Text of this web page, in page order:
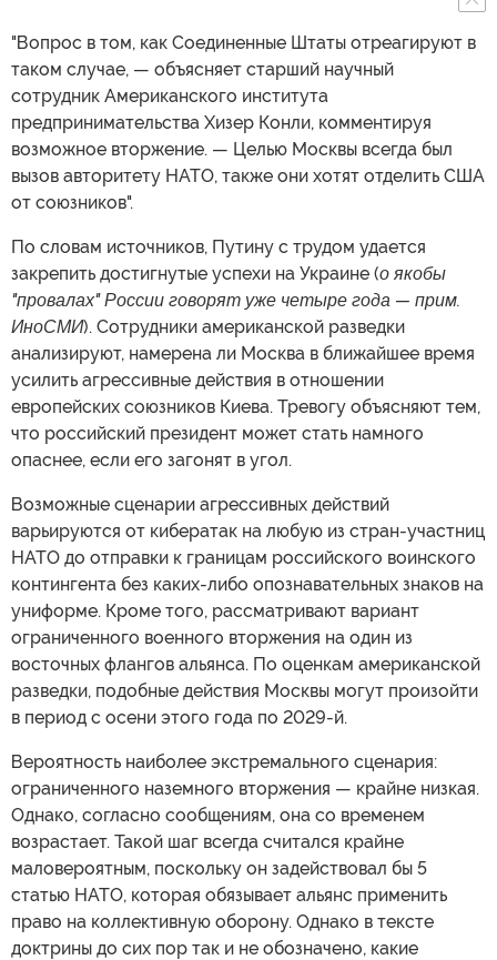
"Вопрос в том, как Соединенные Штаты отреагируют в
таком случае, — объясняет старший научный
сотрудник Американского института
предпринимательства Хизер Конли, комментируя
возможное вторжение. — Целью Москвы всегда был
вызов авторитету НАТО, также они хотят отделить США
от союзников".
По словам источников, Путину с трудом удается
закрепить достигнутые успехи на Украине (о якобы
"провалах" России говорят уже четыре года — прим.
ИноСМИ). Сотрудники американской разведки
анализируют, намерена ли Москва в ближайшее время
усилить агрессивные действия в отношении
европейских союзников Киева. Тревогу объясняют тем,
что российский президент может стать намного
опаснее, если его загонят в угол.
Возможные сценарии агрессивных действий
варьируются от кибератак на любую из стран-участниц
НАТО до отправки к границам российского воинского
контингента без каких-либо опознавательных знаков на
униформе. Кроме того, рассматривают вариант
ограниченного военного вторжения на один из
восточных флангов альянса. По оценкам американской
разведки, подобные действия Москвы могут произойти
в период с осени этого года по 2029-й.
Вероятность наиболее экстремального сценария:
ограниченного наземного вторжения — крайне низкая.
Однако, согласно сообщениям, она со временем
возрастает. Такой шаг всегда считался крайне
маловероятным, поскольку он задействовал бы 5
статью НАТО, которая обязывает альянс применить
право на коллективную оборону. Однако в тексте
доктрины до сих пор так и не обозначено, какие